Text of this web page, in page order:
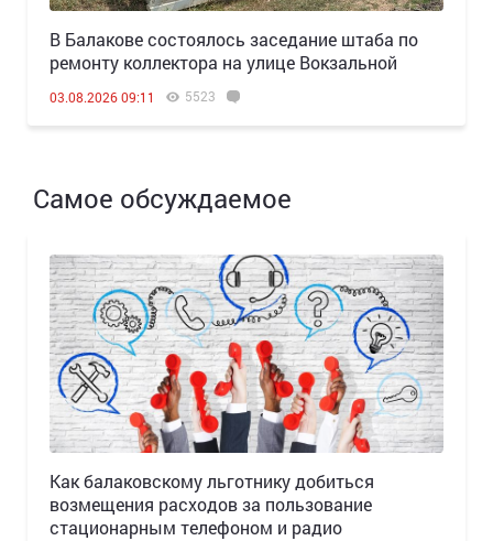
В Балакове состоялось заседание штаба по
ремонту коллектора на улице Вокзальной
03.08.2026 09:11 5523
Самое обсуждаемое
Как балаковскому льготнику добиться
возмещения расходов за пользование
стационарным телефоном и радио